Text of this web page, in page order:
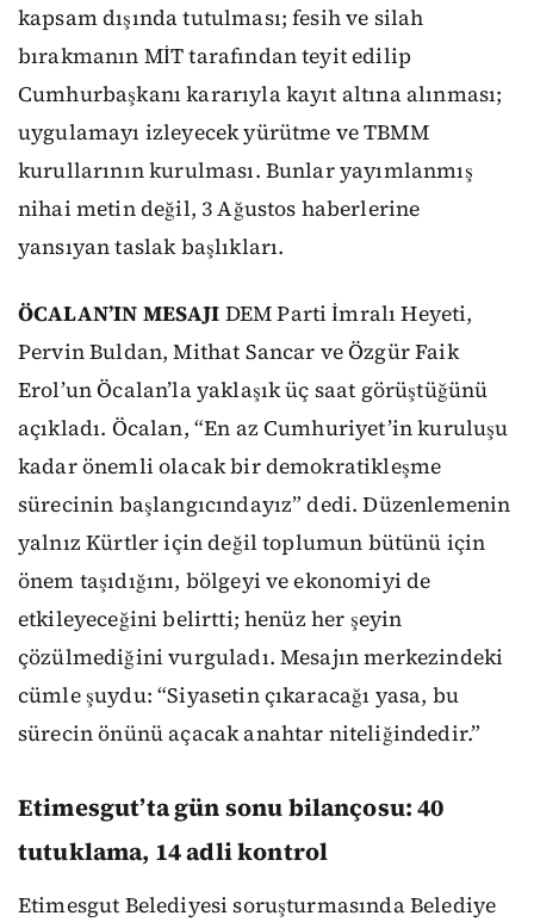
kapsam dışında tutulması; fesih ve silah
bırakmanın MİT tarafından teyit edilip
Cumhurbaşkanı kararıyla kayıt altına alınması;
uygulamayı izleyecek yürütme ve TBMM
kurullarının kurulması. Bunlar yayımlanmış
nihai metin değil, 3 Ağustos haberlerine
yansıyan taslak başlıkları.
ÖCALAN’IN MESAJI DEM Parti İmralı Heyeti,
Pervin Buldan, Mithat Sancar ve Özgür Faik
Erol’un Öcalan’la yaklaşık üç saat görüştüğünü
açıkladı. Öcalan, “En az Cumhuriyet’in kuruluşu
kadar önemli olacak bir demokratikleşme
sürecinin başlangıcındayız” dedi. Düzenlemenin
yalnız Kürtler için değil toplumun bütünü için
önem taşıdığını, bölgeyi ve ekonomiyi de
etkileyeceğini belirtti; henüz her şeyin
çözülmediğini vurguladı. Mesajın merkezindeki
cümle şuydu: “Siyasetin çıkaracağı yasa, bu
sürecin önünü açacak anahtar niteliğindedir.”
Etimesgut’ta gün sonu bilançosu: 40
tutuklama, 14 adli kontrol
Etimesgut Belediyesi soruşturmasında Belediye